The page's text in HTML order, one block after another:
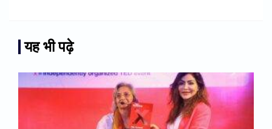
यह भी पढ़े